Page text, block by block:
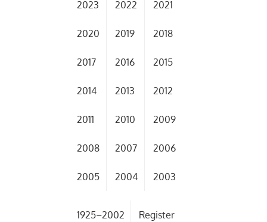
2023 2022 2021
2020 2019 2018
2017 2016 2015
2014 2013 2012
2011 2010 2009
2008 2007 2006
2005 2004 2003
1925–2002 Register